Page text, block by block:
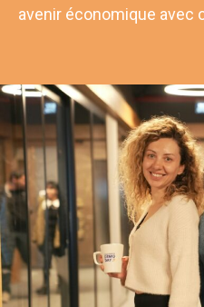
avenir économique avec